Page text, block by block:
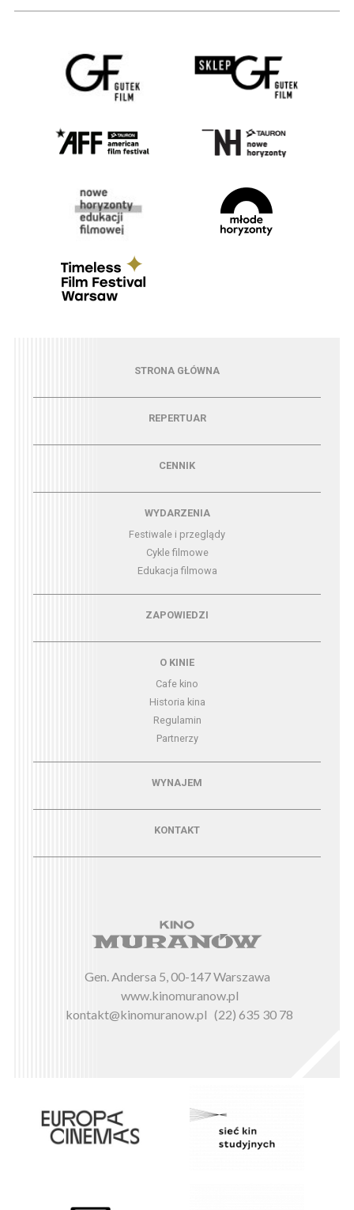
Menu - strona główna
STRONA GŁÓWNA
Menu - repertuarREPERTUAR
CENNIK
Menu - wydarzeniaWYDARZENIA
Festiwale i przeglądy
Cykle filmowe
Edukacja filmowa
Menu - zapowiedziZAPOWIEDZI
O KINIE
Cafe kino
Historia kina
Regulamin
Partnerzy
Menu - wynajemWYNAJEM
KONTAKT
Gen. Andersa 5, 00-147 Warszawa
www.kinomuranow.pl
kontakt@kinomuranow.pl (22) 635 30 78